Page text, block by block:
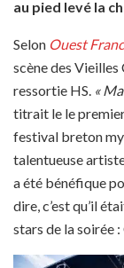
au pied levé la
Selon Ouest
scène des Vieilles
ressortie HS. «
titrait le le
festival breton
talentueuse
a été bénéfique
dire, c’est qu’il
stars de la soirée